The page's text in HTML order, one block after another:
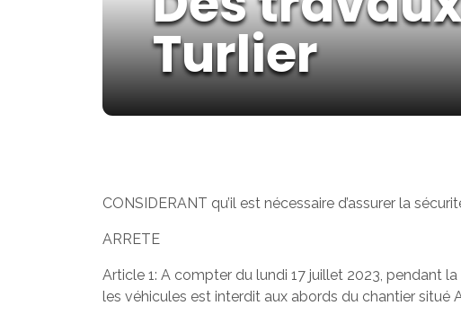
Turlier
CONSIDERANT qu’il est nécessaire d’assurer la
ARRETE
Article 1: A compter du lundi 17 juillet 2023, pendant
les véhicules est interdit aux abords du chantier situé